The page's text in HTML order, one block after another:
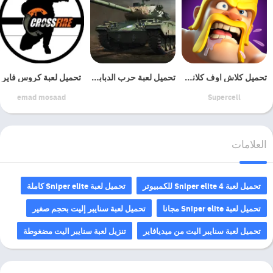
تحميل الجزء الثالث
تحميل كلاش اوف كلانس للكمبيوتر
Supercell
تحميل لعبة حرب الدبابات تحميل لعبة كروس فاير
emad mosaad
العلامات
تحميل لعبة Sniper elite 4 للكمبيوتر
تحميل لعبة Sniper elite كاملة
تحميل لعبة Sniper elite مجانا
تحميل لعبة سنايبر إليت بحجم صغير
تحميل لعبة سنايبر اليت من ميديافاير
تنزيل لعبة سنايبر اليت مضغوطة